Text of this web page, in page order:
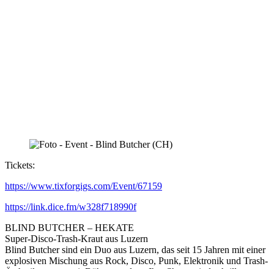
Tickets:
https://www.tixforgigs.com/Event/67159
https://link.dice.fm/w328f718990f
BLIND BUTCHER – HEKATE
Super-Disco-Trash-Kraut aus Luzern
Blind Butcher sind ein Duo aus Luzern, das seit 15 Jahren mit einer
explosiven Mischung aus Rock, Disco, Punk, Elektronik und Trash-